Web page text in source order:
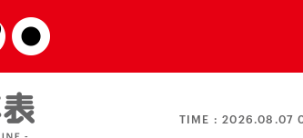
TIME :2026.08.07